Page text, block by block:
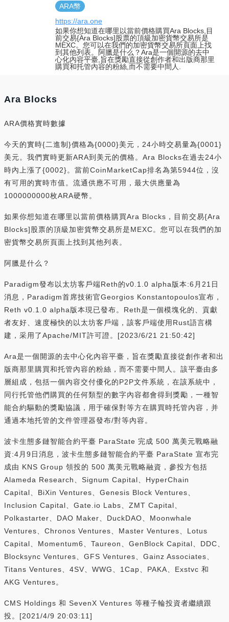
ARA幣
https://ara.one
如果你想知道在哪里以當前價格購買Ara Blocks,目
前交易{Ara Blocks]股票的頂級加密貨幣交易所是
MEXC。您可以在我們的加密貨幣交易所頁面上找
到其他列表。阿臘是什么？Ara是一個開源的去中
心化內容平臺,旨在獎勵直接從創作者和出版商那里
購買和托管內容的粉絲,而不需要中間人.
Ara Blocks
ARA價格實時數據
今天的實時{二進制}價格為{0000}美元，24小時交易量為{0001}
美元。我們實時更新ARA到美元的價格。Ara Blocks在過去24小
時內上漲了{0002}。當前CoinMarketCap排名為第5944位，沒
有可用的實時市值。流通供應不可用，最大供應量為
1000000000枚ARA硬幣。
如果你想知道在哪里以當前價格購買Ara Blocks，目前交易{Ara
Blocks]股票的頂級加密貨幣交易所是MEXC。您可以在我們的加
密貨幣交易所頁面上找到其他列表。
阿臘是什么？
Paradigm發布以太坊客戶端Reth的v0.1.0 alpha版本:6月21日
消息，Paradigm首席技術官Georgios Konstantopoulos宣布，
Reth v0.1.0 alpha版本現已發布。Reth是一個模塊化的、貢獻
者友好、速度極快的以太坊客戶端，該客戶端使用Rust語言構
建，采用了Apache/MIT許可證。[2023/6/21 21:50:42]
Ara是一個開源的去中心化內容平臺，旨在獎勵直接從創作者和出
版商那里購買和托管內容的粉絲，而不需要中間人。該平臺由多
層組成，包括一個內容交付優化的P2P文件系統，在該系統中，
同行托管他們購買的任何類型的數字內容都會得到獎勵，一種智
能合約驅動的獎勵協議，用于確保對等方在購買時托管內容，并
通過本地托管的文件管理器發布/對等內容。
波卡生態多鏈智能合約平臺 ParaState 完成 500 萬美元戰略融
資:4月9日消息，波卡生態多鏈智能合約平臺 ParaState 宣布完
成由 KNS Group 領投的 500 萬美元戰略融資，參投方包括
Alameda Research、Signum Capital、HyperChain
Capital、BiXin Ventures、Genesis Block Ventures、
Inclusion Capital、Gate.io Labs、ZMT Capital、
Polkastarter、DAO Maker、DuckDAO、Moonwhale
Ventures、Chronos Ventures、Master Ventures、Lotus
Capital、Momentum6、Taureon、GenBlock Capital、DDC、
Blocksync Ventures、GFS Ventures、Gainz Associates、
Titans Ventures、4SV、WWG、1Cap、PAKA、Exstvc 和
AKG Ventures。
CMS Holdings 和 SevenX Ventures 等種子輪投資者繼續跟
投。[2021/4/9 20:03:11]